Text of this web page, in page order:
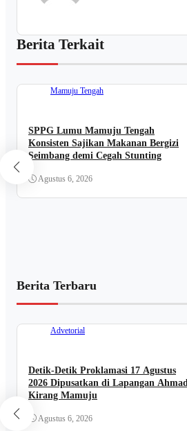
Berita Terkait
Mamuju Tengah
SPPG Lumu Mamuju Tengah
Konsisten Sajikan Makanan Bergizi
Seimbang demi Cegah Stunting
Agustus 6, 2026
Berita Terbaru
Advetorial
Detik-Detik Proklamasi 17 Agustus
2026 Dipusatkan di Lapangan Ahmad
Kirang Mamuju
Agustus 6, 2026